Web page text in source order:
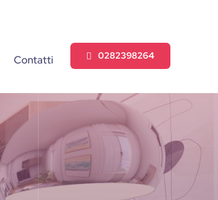
Contatti 0282398264